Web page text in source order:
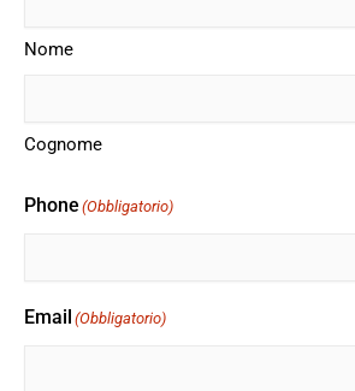
Nome
Cognome
Phone (Obbligatorio)
Email (Obbligatorio)